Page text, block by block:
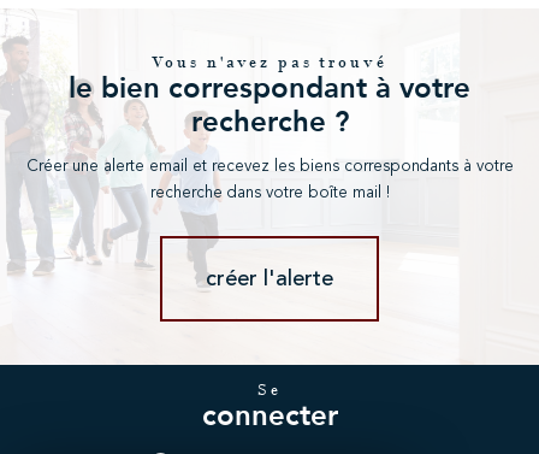
Vous n'avez pas trouvé
le bien correspondant à votre
recherche ?
Créer une alerte email et recevez les biens correspondants à votre
recherche dans votre boîte mail !
créer l'alerte
se
connecter